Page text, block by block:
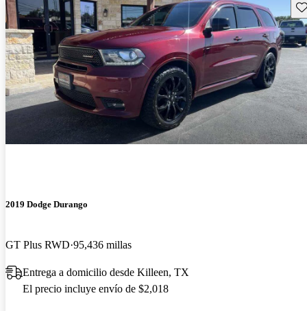
2019 Dodge Durango
GT Plus RWD 95,436 millas
Entrega a domicilio desde Killeen, TX
El precio incluye envío de $2,018